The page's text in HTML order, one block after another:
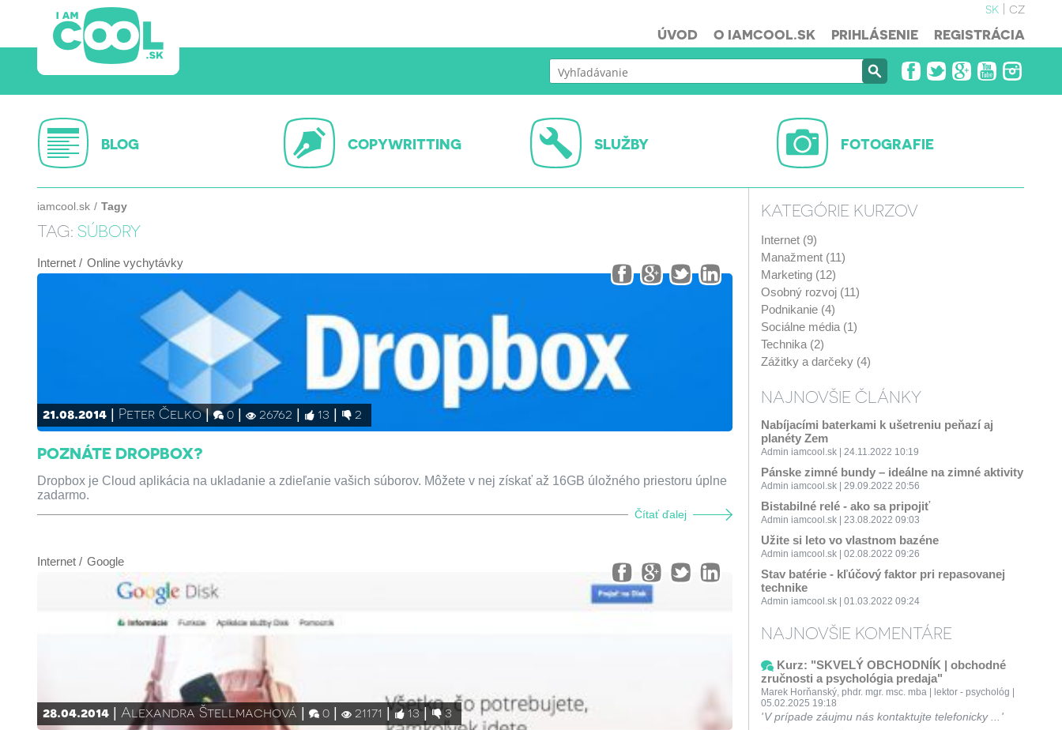
sk
cz
ÚVOD
O IAMCOOL.SK PRIHLÁSENIE REGISTRÁCIA
BLOG COPYWRITTING SLUŽBY FOTOGRAFIE
iamcool.sk Tagy
TAG: SÚBORY
Internet Online vychytávky
21.08.2014 Peter Čelko 0 26762 13 2
POZNÁTE DROPBOX?
Dropbox je Cloud aplikácia na ukladanie a zdieľanie vašich súborov. Môžete v nej získať až 16GB úložného priestoru úplne
zadarmo.
Čítať ďalej
Internet Google
28.04.2014 Alexandra Štellmachová 0 21171 13 3
KATEGÓRIE KURZOV
Internet (9)
Manažment (11)
Marketing (12)
Osobný rozvoj (11)
Podnikanie (4)
Sociálne média (1)
Technika (2)
Zážitky a darčeky (4)
NAJNOVŠIE ČLÁNKY
Nabíjacími baterkami k ušetreniu peňazí aj
planéty Zem
Admin iamcool.sk | 24.11.2022 10:19
Pánske zimné bundy – ideálne na zimné aktivity
Admin iamcool.sk | 29.09.2022 20:56
Bistabilné relé - ako sa pripojiť
Admin iamcool.sk | 23.08.2022 09:03
Užite si leto vo vlastnom bazéne
Admin iamcool.sk | 02.08.2022 09:26
Stav batérie - kľúčový faktor pri repasovanej
technike
Admin iamcool.sk | 01.03.2022 09:24
NAJNOVŠIE KOMENTÁRE
Kurz: "SKVELÝ OBCHODNÍK | obchodné
zručnosti a psychológia predaja"
Marek Horňanský, phdr. mgr. msc. mba | lektor - psychológ |
05.02.2025 19:18
V prípade záujmu nás kontaktujte telefonicky ...